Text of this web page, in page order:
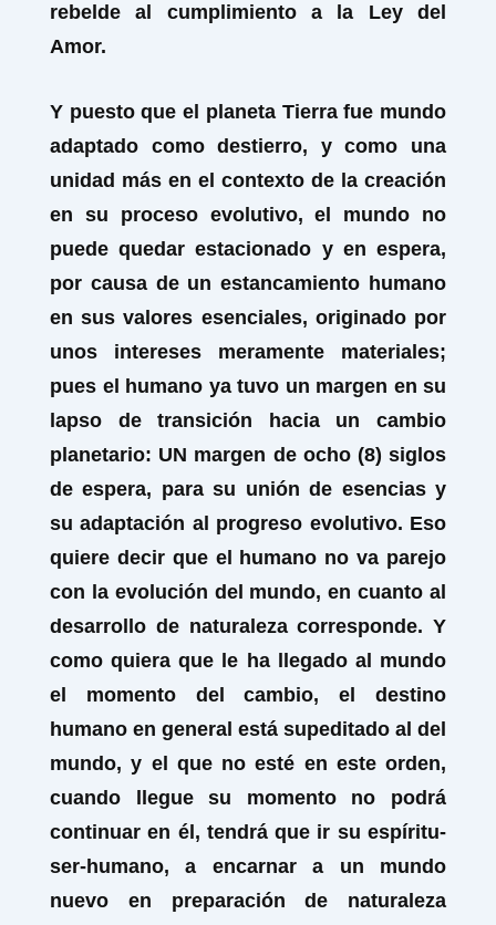
rebelde al cumplimiento a la Ley del
Amor.
Y puesto que el planeta Tierra fue mundo
adaptado como destierro, y como una
unidad más en el contexto de la creación
en su proceso evolutivo, el mundo no
puede quedar estacionado y en espera,
por causa de un estancamiento humano
en sus valores esenciales, originado por
unos intereses meramente materiales;
pues el humano ya tuvo un margen en su
lapso de transición hacia un cambio
planetario: UN margen de ocho (8) siglos
de espera, para su unión de esencias y
su adaptación al progreso evolutivo. Eso
quiere decir que el humano no va parejo
con la evolución del mundo, en cuanto al
desarrollo de naturaleza corresponde. Y
como quiera que le ha llegado al mundo
el momento del cambio, el destino
humano en general está supeditado al del
mundo, y el que no esté en este orden,
cuando llegue su momento no podrá
continuar en él, tendrá que ir su espíritu-
ser-humano, a encarnar a un mundo
nuevo en preparación de naturaleza